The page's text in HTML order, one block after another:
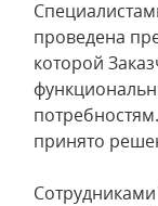
проведена
которой
принято